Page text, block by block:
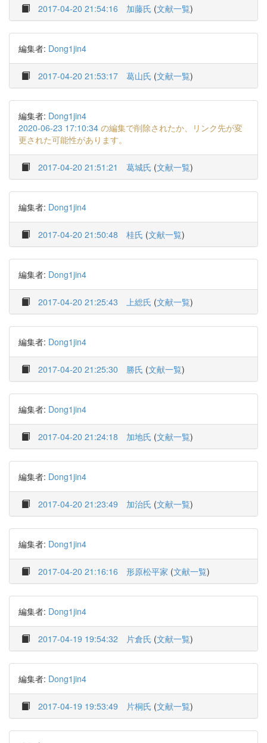
2017-04-20 21:54:16 加藤氏 (文献一覧)
編集者: Dong1jin4
2017-04-20 21:53:17 葛山氏 (文献一覧)
編集者: Dong1jin4
2020-06-23 17:10:34 の編集で削除されたか、リンク先が変
更された可能性があります。
2017-04-20 21:51:21 葛城氏 (文献一覧)
編集者: Dong1jin4
2017-04-20 21:50:48 桂氏 (文献一覧)
編集者: Dong1jin4
2017-04-20 21:25:43 上総氏 (文献一覧)
編集者: Dong1jin4
2017-04-20 21:25:30 勝氏 (文献一覧)
編集者: Dong1jin4
2017-04-20 21:24:18 加地氏 (文献一覧)
編集者: Dong1jin4
2017-04-20 21:23:49 加治氏 (文献一覧)
編集者: Dong1jin4
2017-04-20 21:16:16 形原松平家 (文献一覧)
編集者: Dong1jin4
2017-04-19 19:54:32 片倉氏 (文献一覧)
編集者: Dong1jin4
2017-04-19 19:53:49 片桐氏 (文献一覧)